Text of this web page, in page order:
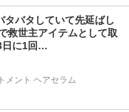
タバタしていて先延ばし
救世主アイテムとして取
日に1回…
メント ヘアセラム